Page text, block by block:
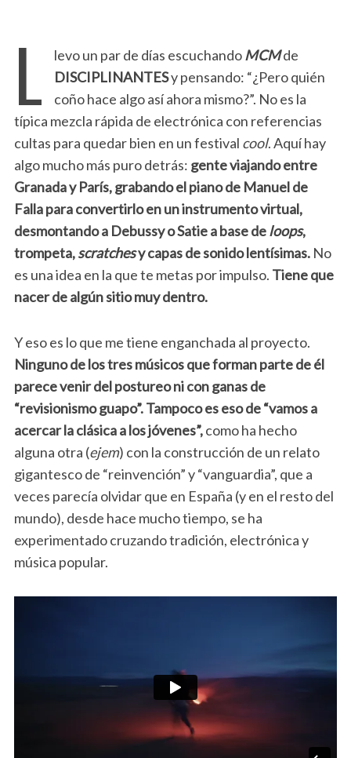
L levo un par de días escuchandoMCMde
DISCIPLINANTESy pensando: “¿Pero quién
coño hace algo así ahora mismo?”. No es la
típica mezcla rápida de electrónica con referencias
cultas para quedar bien en un festival cool. Aquí hay
algo mucho más puro detrás: gente viajando entre
Granada y París, grabando el piano de Manuel de
Falla para convertirlo en un instrumento virtual,
desmontando a Debussy o Satie a base deloops,
trompeta,scratchesy capas de sonido lentísimas.No
es una idea en la que te metas por impulso. Tiene que
nacer de algún sitio muy dentro.
Y eso es lo que me tiene enganchada al proyecto.
Ninguno de los tres músicos que forman parte de él
parece venir del postureo ni con ganas de
“revisionismo guapo”. Tampoco es eso de “vamos a
acercar la clásica a los jóvenes”,como ha hecho
alguna otra (ejem) con la construcción de un relato
gigantesco de “reinvención” y “vanguardia”, que a
veces parecía olvidar que en España (y en el resto del
mundo), desde hace mucho tiempo, se ha
experimentado cruzando tradición, electrónica y
música popular.